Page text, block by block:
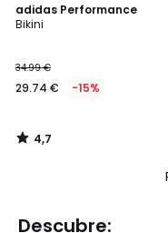
adidas Performance
Bikini
34.99 €
29.74 € -15%
4,7
/ 5
4,7
/
Descubre: